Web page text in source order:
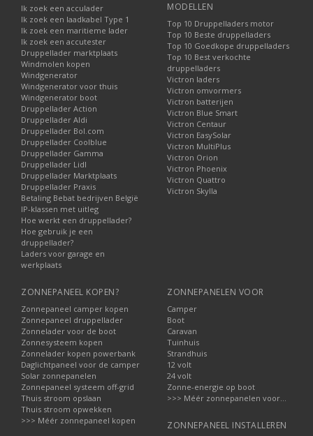
Ik zoek een acculader
Ik zoek een laadkabel Type 1
Ik zoek een maritieme lader
Ik zoek een accutester
Druppellader marktplaats
Windmolen kopen
Windgenerator
Windgenerator voor thuis
Windgenerator boot
Druppellader Action
Druppellader Aldi
Druppellader Bol.com
Druppellader Coolblue
Druppellader Gamma
Druppellader Lidl
Druppellader Marktplaats
Druppellader Praxis
Betaling Bebat bedrijven België
IP-klassen met uitleg
Hoe werkt een druppellader?
Hoe gebruik je een
druppellader?
Laders voor garage en
werkplaats
MODELLEN
Top 10 Druppelladers motor
Top 10 Beste druppelladers
Top 10 Goedkope druppelladers
Top 10 Best verkochte
druppelladers
Victron laders
Victron omvormers
Victron batterijen
Victron Blue Smart
Victron Centaur
Victron EasySolar
Victron MultiPlus
Victron Orion
Victron Phoenix
Victron Quattro
Victron Skylla
ZONNEPANEEL KOPEN?
Zonnepaneel camper kopen
Zonnepaneel druppellader
Zonnelader voor de boot
Zonnesysteem kopen
Zonnelader kopen powerbank
Daglichtpaneel voor de camper
Solar zonnepanelen
Zonnepaneel systeem off-grid
Thuis stroom opslaan
Thuis stroom opwekken
>>> Méér zonnepaneel kopen
ZONNEPANELEN VOOR
Camper
Boot
Caravan
Tuinhuis
Strandhuis
12 volt
24 volt
Zonne-energie op boot
>>> Méér zonnepanelen voor...
ZONNEPANEEL INSTALLEREN